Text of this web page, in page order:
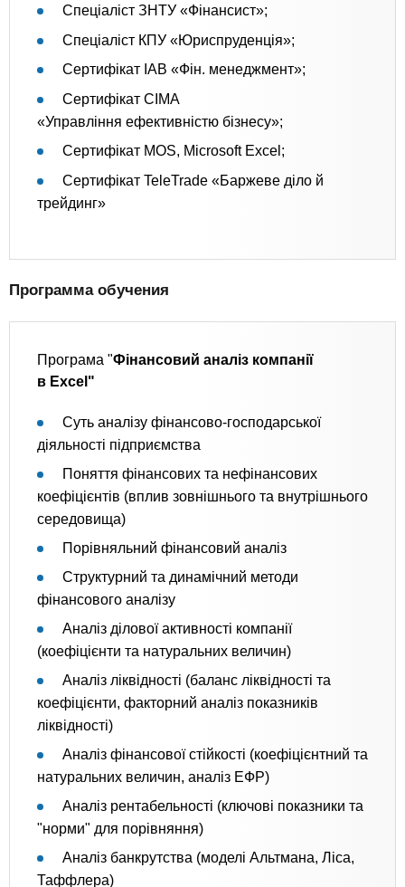
Спеціаліст ЗНТУ «Фінансист»;
Спеціаліст КПУ «Юриспруденція»;
Сертифікат IAB «Фін. менеджмент»;
Сертифікат CIMA
«Управління ефективністю бізнесу»;
Сертифікат MOS, Microsoft Excel;
Сертифікат TeleTrade «Баржеве діло й
трейдинг»
Программа обучения
Програма "Фінансовий аналіз компанії
в Excel"
Суть аналізу фінансово-господарської
діяльності підприємства
Поняття фінансових та нефінансових
коефіцієнтів (вплив зовнішнього та внутрішнього
середовища)
Порівняльний фінансовий аналіз
Структурний та динамічний методи
фінансового аналізу
Аналіз ділової активності компанії
(коефіцієнти та натуральних величин)
Аналіз ліквідності (баланс ліквідності та
коефіцієнти, факторний аналіз показників
ліквідності)
Аналіз фінансової стійкості (коефіцієнтний та
натуральних величин, аналіз ЕФР)
Аналіз рентабельності (ключові показники та
"норми" для порівняння)
Аналіз банкрутства (моделі Альтмана, Ліса,
Таффлера)